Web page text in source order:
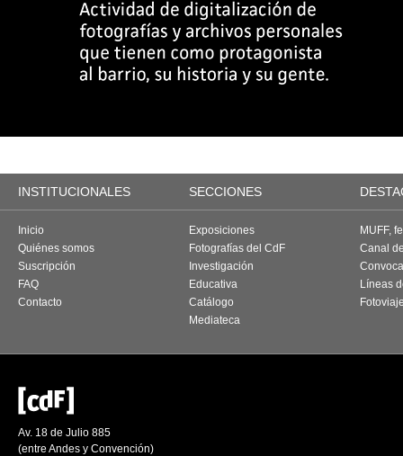
INSTITUCIONALES SECCIONES
Inicio
Quiénes somos
Suscripción
FAQ
Contacto
Exposiciones
Fotografías del CdF
Investigación
Educativa
Catálogo
Mediateca
MUFF,
Canal
Líneas
Av. 18 de Julio 885
(entre Andes y Convención)